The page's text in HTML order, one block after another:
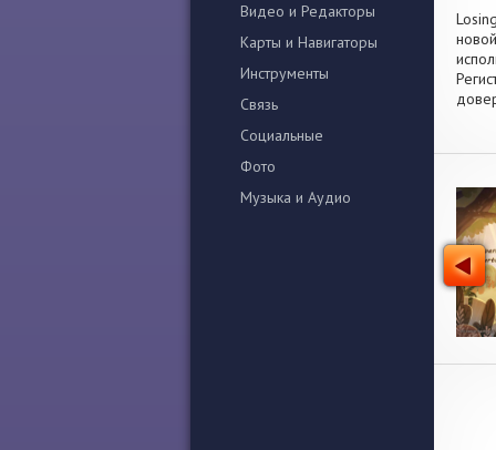
Видео и Редакторы
Карты и Навигаторы
Инструменты
Связь
Социальные
Фото
Музыка и Аудио